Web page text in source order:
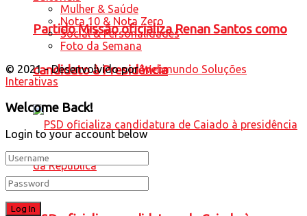
Partido Missão oficializa Renan Santos como
candidato à Presidência
Mulher & Saúde
Nota 10 & Nota Zero
Social & Personalidades
Foto da Semana
© 2021 - Desenvolvido porWebmundo Soluções
Interativas
Welcome Back!
Login to your account below